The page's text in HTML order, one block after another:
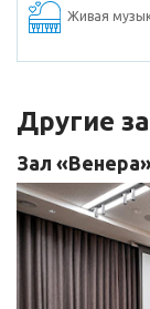
Живая
Другие
Зал